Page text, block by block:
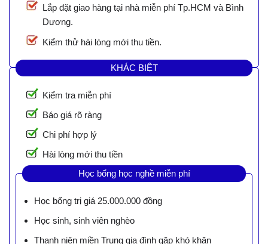
Lắp đặt giao hàng tại nhà miễn phí Tp.HCM và Bình
Dương.
Kiểm thử hài lòng mới thu tiền.
KHÁC BIỆT
Kiểm tra miễn phí
Báo giá rõ ràng
Chi phí hợp lý
Hài lòng mới thu tiền
Học bổng học nghề miễn phí
Học bổng trị giá 25.000.000 đồng
Học sinh, sinh viên nghèo
Thanh niên miền Trung gia đình gặp khó khăn